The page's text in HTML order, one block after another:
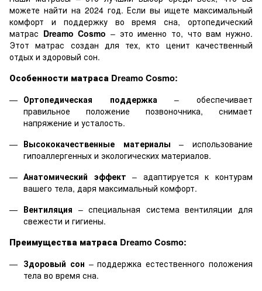
можете найти на 2024 год. Если вы ищете максимальный
комфорт и поддержку во время сна, ортопедический
матрас Dreamo Cosmo – это именно то, что вам нужно.
Этот матрас создан для тех, кто ценит качественный
отдых и здоровый сон.
Особенности матраса Dreamo Cosmo:
Ортопедическая поддержка– обеспечивает
правильное положение позвоночника, снимает
напряжение и усталость.
Высококачественные материалы – использование
гипоаллергенных и экологических материалов.
Анатомический эффект – адаптируется к контурам
вашего тела, даря максимальный комфорт.
Вентиляция – специальная система вентиляции для
свежести и гигиены.
Преимущества матраса Dreamo Cosmo:
Здоровый сон – поддержка естественного положения
тела во время сна.